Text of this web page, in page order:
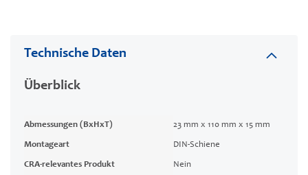
Technische Daten
Überblick
Abmessungen (BxHxT) 23 mm x 110 mm x 15 mm
Montageart DIN-Schiene
CRA-relevantes Produkt Nein